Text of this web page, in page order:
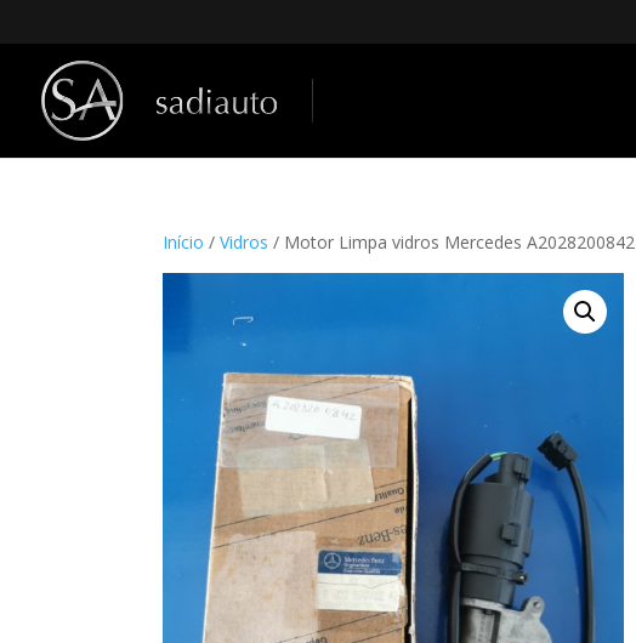
Início /Vidros / Motor Limpa vidros Mercedes A2028200842